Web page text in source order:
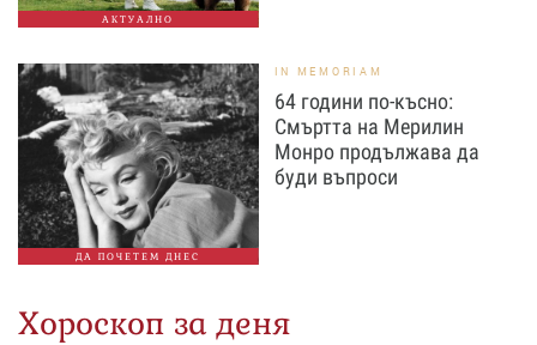
АКТУАЛНО
ДА ПОЧЕТЕМ ДНЕС
IN MEMORIAM
64 години по-късно:
Смъртта на Мерилин
Монро продължава да
буди въпроси
Хороскоп за деня